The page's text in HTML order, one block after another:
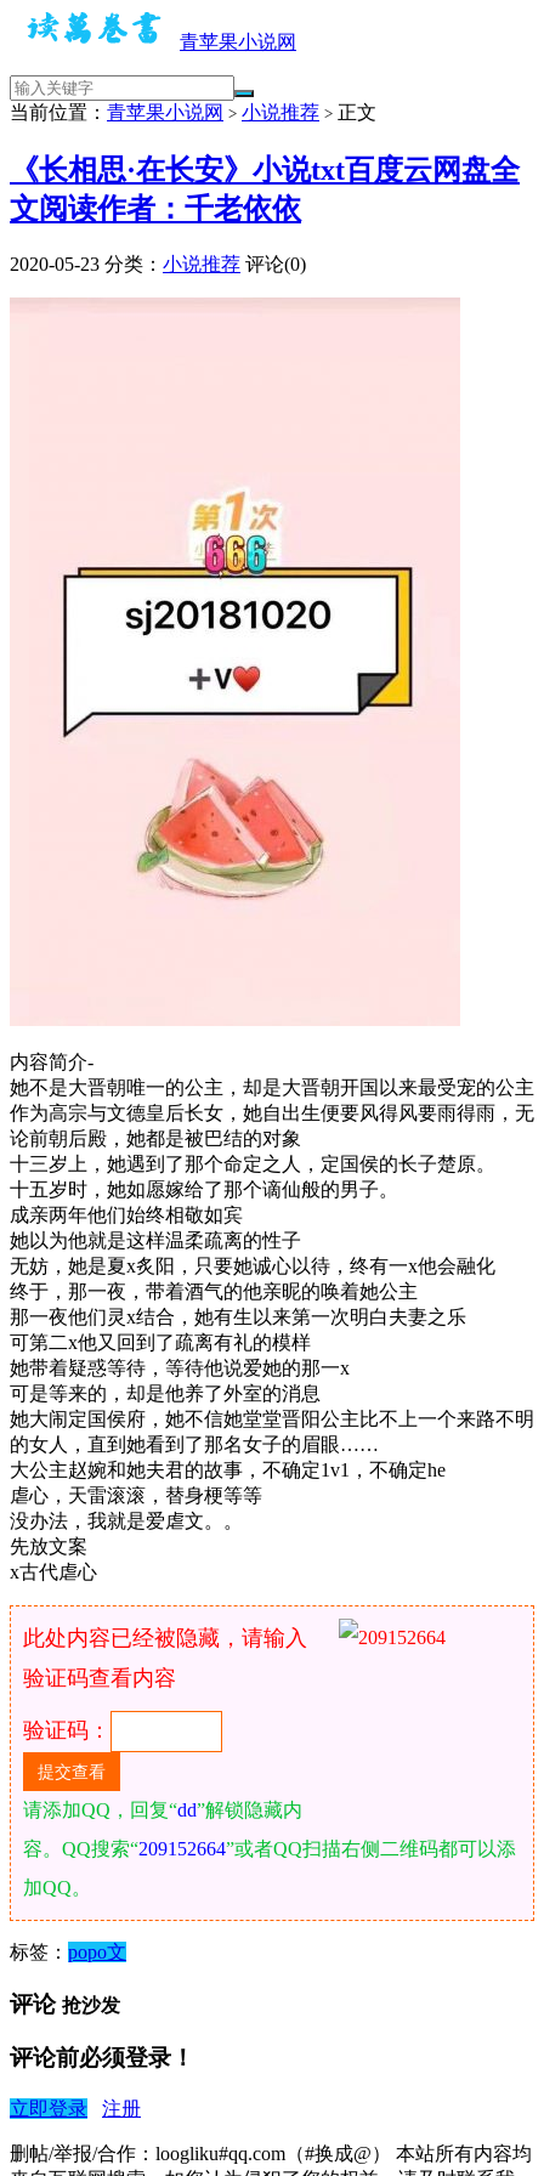
青苹果小说网
当前位置： 青苹果小说网 > 小说推荐 > 正文
《长相思·在长安》小说txt百度云网盘全
文阅读作者：千老依依
2020-05-23 分类： 小说推荐 评论(0)
内容简介-
她不是大晋朝唯一的公主，却是大晋朝开国以来最受宠的公主
作为高宗与文德皇后长女，她自出生便要风得风要雨得雨，无
论前朝后殿，她都是被巴结的对象
十三岁上，她遇到了那个命定之人，定国侯的长子楚原。
十五岁时，她如愿嫁给了那个谪仙般的男子。
成亲两年他们始终相敬如宾
她以为他就是这样温柔疏离的性子
无妨，她是夏x炙阳，只要她诚心以待，终有一x他会融化
终于，那一夜，带着酒气的他亲昵的唤着她公主
那一夜他们灵x结合，她有生以来第一次明白夫妻之乐
可第二x他又回到了疏离有礼的模样
她带着疑惑等待，等待他说爱她的那一x
可是等来的，却是他养了外室的消息
她大闹定国侯府，她不信她堂堂晋阳公主比不上一个来路不明
的女人，直到她看到了那名女子的眉眼……
大公主赵婉和她夫君的故事，不确定1v1，不确定he
虐心，天雷滚滚，替身梗等等
没办法，我就是爱虐文。。
先放文案
x古代虐心
此处内容已经被隐藏，请输入
验证码查看内容
验证码：
请添加QQ，回复“dd”解锁隐藏内
容。QQ搜索“209152664”或者QQ扫描右侧二维码都可以添
加QQ。
标签： popo文
评论 抢沙发
评论前必须登录！
立即登录 注册
删帖/举报/合作：loogliku#qq.com（#换成@） 本站所有内容均